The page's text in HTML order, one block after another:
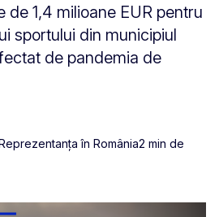
de 1,4 milioane EUR pentru
sportului din municipiul
de pandemia de
în România2 min de